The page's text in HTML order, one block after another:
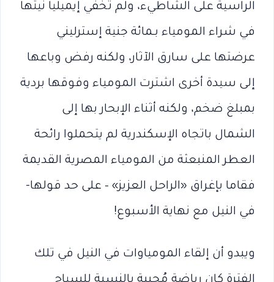
الراسية على الشاطيء، ولم تخفي إيميليا نيتها
في شراء المومياء بـمائة جنية إسترليني
عرضتها على سارق الآثار، ولكنه رفض وباعها
إلى سيدة أخرى اشترت المومياء وفوقها بردية
بمبلغ ضخم، ولكنه أثناء الإبحار بها إلى
الشمال باتجاه الإسكندرية لم يتحملوا رائحة
العطر المنبعثة من المومياء المصرية القديمة
فقاما بإغراق «الراحل العزيز» – على حد قولها-
في النيل مع نهاية الأسبوع!
ويبدو أن إلقاء المومياوات في النيل في تلك